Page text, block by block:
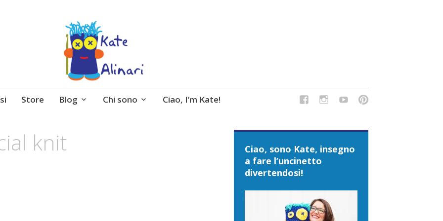
schemi gratuiti, amigurumi, I Balocchi del Tipo Strano, traduzioni e tanto divertimento!
Store Blog Chi sono Ciao, I’m Kate!
knit
Ciao, sono Kate, insegno
a fare l’uncinetto
divertendosi!